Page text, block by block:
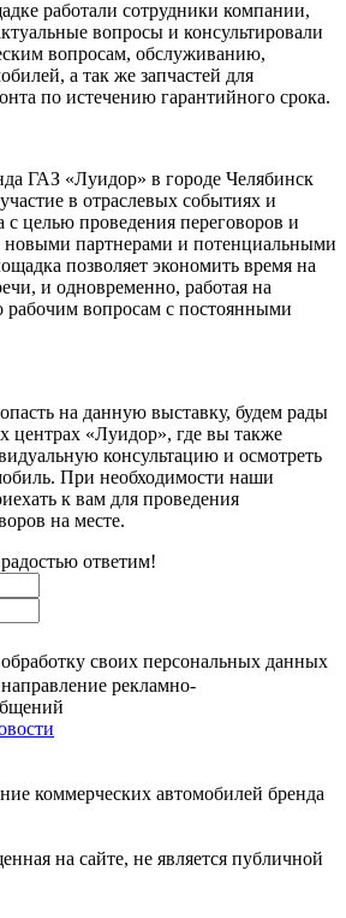
работали сотрудники компании,
вопросы и консультировали
вопросам, обслуживанию,
а так же запчастей для
по истечению гарантийного срока.
ГАЗ «Луидор» в городе Челябинск
в отраслевых событиях и
с целью проведения переговоров и
новыми партнерами и потенциальными
позволяет экономить время на
и одновременно, работая на
рабочим вопросам с постоянными
на данную выставку, будем рады
центрах «Луидор», где вы также
консультацию и осмотреть
При необходимости наши
к вам для проведения
на месте.
ответим!
своих персональных данных
рекламно-
коммерческих автомобилей бренда
на сайте, не является публичной